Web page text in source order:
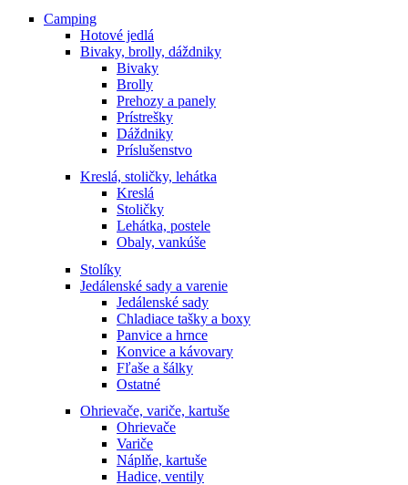
Camping
Hotové jedlá
Bivaky, brolly, dáždniky
Bivaky
Brolly
Prehozy a panely
Prístrešky
Dáždniky
Príslušenstvo
Kreslá, stoličky, lehátka
Kreslá
Stoličky
Lehátka, postele
Obaly, vankúše
Stolíky
Jedálenské sady a varenie
Jedálenské sady
Chladiace tašky a boxy
Panvice a hrnce
Konvice a kávovary
Fľaše a šálky
Ostatné
Ohrievače, variče, kartuše
Ohrievače
Variče
Náplňe, kartuše
Hadice, ventily